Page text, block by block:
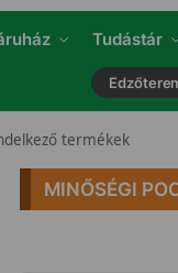
Tudástár
termékek
MINŐSÉGI